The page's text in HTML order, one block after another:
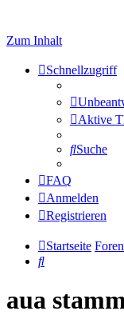
Zum Inhalt
Schnellzugriff
Aktive
Suche
FAQ
Anmelden
Registrieren
Startseite
Suche
aua